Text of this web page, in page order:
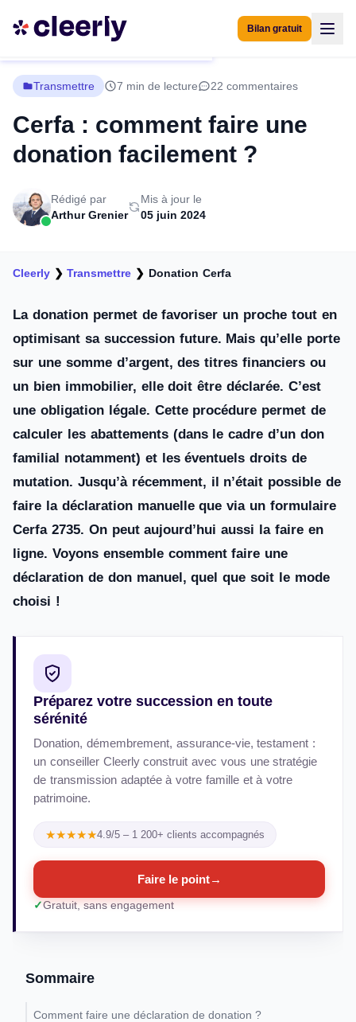
Bilan gratuit
Transmettre 7 min de lecture 22 commentaires
Cerfa : comment faire une
donation facilement ?
Rédigé par
Arthur Grenier
Mis à jour le
05 juin 2024
Cleerly ❯Transmettre ❯ Donation Cerfa
La donation permet de favoriser un proche tout en
optimisant sa succession future. Mais qu’elle porte
sur une somme d’argent, des titres financiers ou
un bien immobilier, elle doit être déclarée. C’est
une obligation légale. Cette procédure permet de
calculer les abattements (dans le cadre d’un don
familial notamment) et les éventuels droits de
mutation. Jusqu’à récemment, il n’était possible de
faire la déclaration manuelle que via un formulaire
Cerfa 2735. On peut aujourd’hui aussi la faire en
ligne. Voyons ensemble comment faire une
déclaration de don manuel, quel que soit le mode
choisi !
Préparez votre succession en toute
sérénité
Donation, démembrement, assurance-vie, testament :
un conseiller Cleerly construit avec vous une stratégie
de transmission adaptée à votre famille et à votre
patrimoine.
★★★★★4.9/5 – 1 200+ clients accompagnés
Faire le point→
Gratuit, sans engagement
Sommaire
Comment faire une déclaration de donation ?